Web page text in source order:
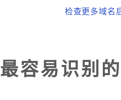
检查更多域名
最容易识别